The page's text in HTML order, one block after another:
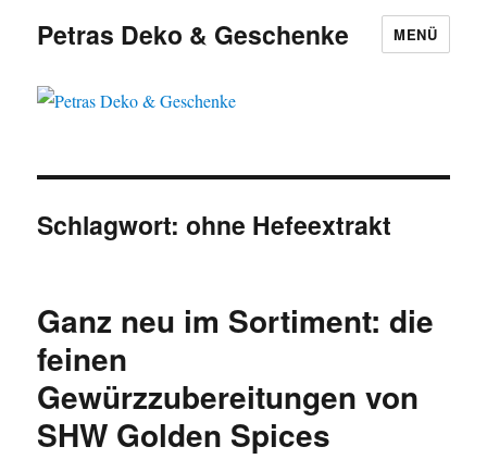
Petras Deko & Geschenke MENÜ
Schlagwort: ohne Hefeextrakt
Ganz neu im Sortiment: die
feinen
Gewürzzubereitungen von
SHW Golden Spices